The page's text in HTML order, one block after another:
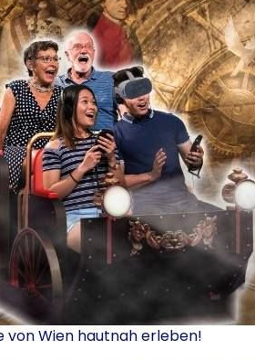
von Wien hautnah erleben!